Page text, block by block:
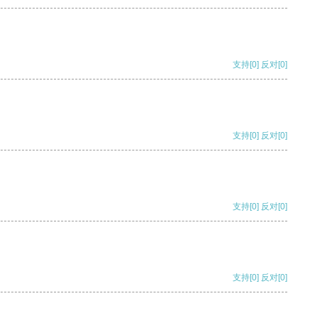
支持[0] 反对[0]
支持[0] 反对[0]
支持[0] 反对[0]
支持[0] 反对[0]